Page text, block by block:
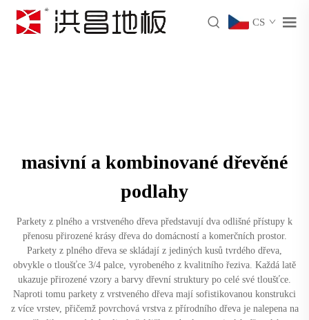
CS
masivní a kombinované dřevěné
podlahy
Parkety z plného a vrstveného dřeva představují dva odlišné přístupy k
přenosu přirozené krásy dřeva do domácností a komerčních prostor.
Parkety z plného dřeva se skládají z jediných kusů tvrdého dřeva,
obvykle o tloušťce 3/4 palce, vyrobeného z kvalitního řeziva. Každá latě
ukazuje přirozené vzory a barvy dřevní struktury po celé své tloušťce.
Naproti tomu parkety z vrstveného dřeva mají sofistikovanou konstrukci
z více vrstev, přičemž povrchová vrstva z přírodního dřeva je nalepena na